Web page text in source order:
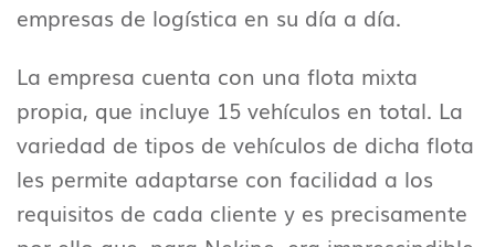
empresas de logística en su día a día.
La empresa cuenta con una flota mixta
propia, que incluye 15 vehículos en total. La
variedad de tipos de vehículos de dicha flota
les permite adaptarse con facilidad a los
requisitos de cada cliente y es precisamente